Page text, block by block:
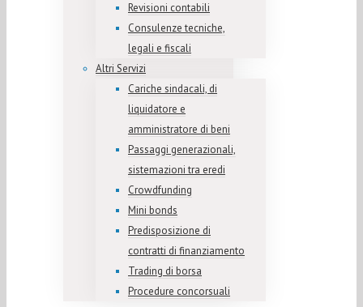
Revisioni contabili
Consulenze tecniche,
legali e fiscali
Altri Servizi
Cariche sindacali, di
liquidatore e
amministratore di beni
Passaggi generazionali,
sistemazioni tra eredi
Crowdfunding
Mini bonds
Predisposizione di
contratti di finanziamento
Trading di borsa
Procedure concorsuali